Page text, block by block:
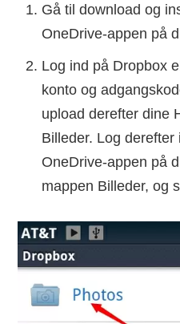
Gå til download og
OneDrive-appen på
Log ind på Dropbox
konto og
upload derefter dine
Billeder. Log
OneDrive-appen på
mappen Billeder, og